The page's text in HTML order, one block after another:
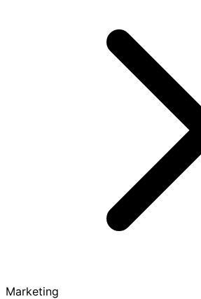
Marketing